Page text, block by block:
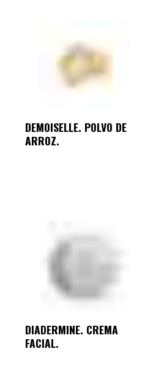
DEMOISELLE. POLVO DE
ARROZ.
DIADERMINE. CREMA
FACIAL.